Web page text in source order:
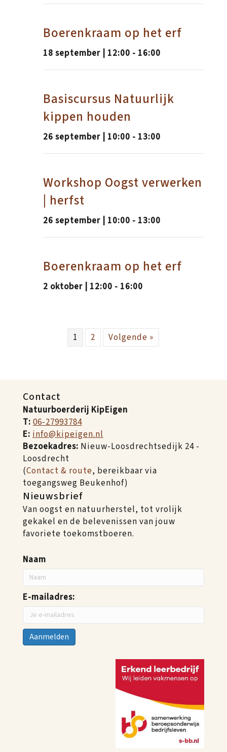
Boerenkraam op het erf
18 september | 12:00 - 16:00
Basiscursus Natuurlijk
kippen houden
26 september | 10:00 - 13:00
Workshop Oogst verwerken
| herfst
26 september | 10:00 - 13:00
Boerenkraam op het erf
2 oktober | 12:00 - 16:00
1 2 Volgende »
Contact
Natuurboerderij KipEigen
T:06-27993784
E:info@kipeigen.nl
Bezoekadres: Nieuw-Loosdrechtsedijk 24 -
Loosdrecht
(Contact & route, bereikbaar via
toegangsweg Beukenhof)
Nieuwsbrief
Van oogst en natuurherstel, tot vrolijk
gekakel en de belevenissen van jouw
favoriete toekomstboeren.
Naam
E-mailadres: